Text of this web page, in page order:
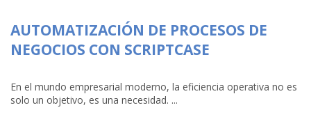
AUTOMATIZACIÓN DE PROCESOS DE
NEGOCIOS CON SCRIPTCASE
En el mundo empresarial moderno, la eficiencia operativa no es
solo un objetivo, es una necesidad. ...